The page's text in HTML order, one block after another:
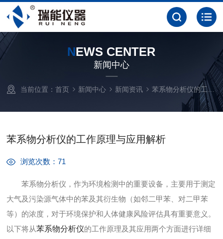
NEWS CENTER
新闻中心
当前位置：首页 新闻中心 新闻资讯 苯系物分析仪的工作原理与应用解析
苯系物分析仪的工作原理与应用解析
浏览次数：71
苯系物分析仪，作为环境检测中的重要设备，主要用于测定
大气及污染源气体中的苯及其衍生物（如邻二甲苯、对二甲苯
等）的浓度，对于环境保护和人体健康风险评估具有重要意义。
以下将从苯系物分析仪的工作原理及其应用两个方面进行详细